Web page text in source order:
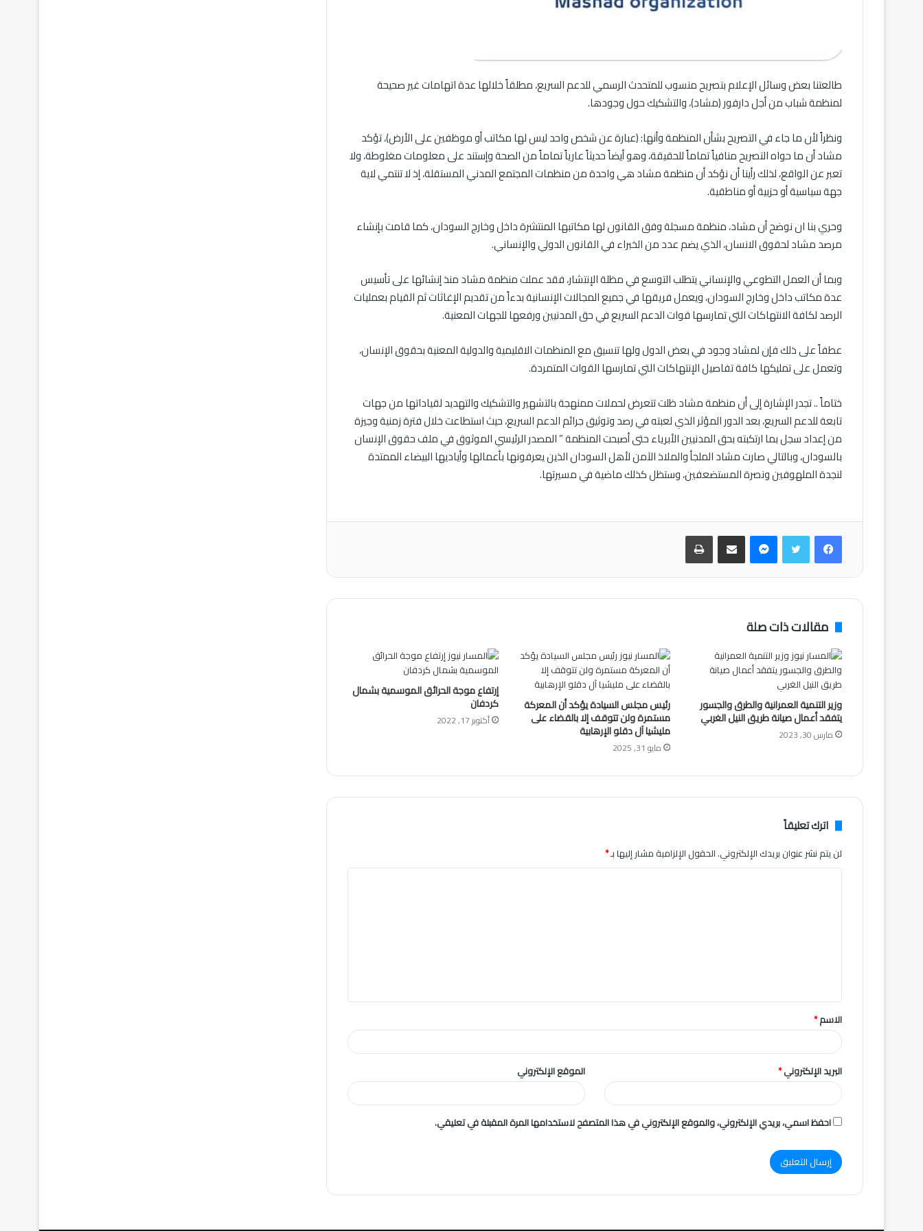
طالعتنا بعض وسائل الإعلام بتصريح منسوب للمتحدث الرسمي للدعم السريع، مطلقاً خلالها عدة اتهامات غير صحيحة
لمنظمة شباب من أجل دارفور (مشاد)، والتشكيك حول وجودها.
ونظراً لأن ما جاء في التصريح بشأن المنظمة وأنها: (عبارة عن شخص واحد ليس لها مكاتب أو موظفين على الأرض)، تؤكد
مشاد أن ما حواه التصريح منافياً تماماً للحقيقة، وهو أيضاً حديثاً عارياً تماماً من الصحة وإستند على معلومات مغلوطة، ولا
تعبر عن الواقع، لذلك رأينا أن نؤكد أن منظمة مشاد هي واحدة من منظمات المجتمع المدني المستقلة، إذ لا تنتمي لاية
جهة سياسية أو حزبية أو مناطقية.
وحري بنا ان نوضح أن مشاد، منظمة مسجلة وفق القانون لها مكاتبها المنتشرة داخل وخارج السودان، كما قامت بإنشاء
مرصد مشاد لحقوق الانسان، الذي يضم عدد من الخبراء في القانون الدولي والإنساني.
وبما أن العمل التطوعي والإنساني يتطلب التوسع في مظلة الإنتشار، فقد عملت منظمة مشاد منذ إنشائها على تأسيس
عدة مكاتب داخل وخارج السودان، ويعمل فريقها في جميع المجالات الإنسانية بدءاً من تقديم الإغاثات ثم القيام بعمليات
الرصد لكافة الانتهاكات التي تمارسها قوات الدعم السريع في حق المدنيين ورفعها للجهات المعنية.
عطفاً على ذلك فإن لمشاد وجود في بعض الدول ولها تنسيق مع المنظمات الاقليمية والدولية المعنية بحقوق الإنسان،
وتعمل على تمليكها كافة تفاصيل الإنتهاكات التي تمارسها القوات المتمردة.
ختاماً .. تجدر الإشارة إلى أن منظمة مشاد ظلت تتعرض لحملات ممنهجة بالتشهير والتشكيك والتهديد لقياداتها من جهات
تابعة للدعم السريع، بعد الدور المؤثر الذي لعبته في رصد وتوثيق جرائم الدعم السريع، حيث استطاعت خلال فترة زمنية وجيزة
من إعداد سجل بما ارتكبته بحق المدنيين الأبرياء حتى أصبحت المنظمة ” المصدر الرئيسي الموثوق في ملف حقوق الإنسان
بالسودان، وبالتالي صارت مشاد الملجأ والملاذ الآمن لأهل السودان الذين يعرفونها بأعمالها وأياديها البيضاء الممتدة
لنجدة الملهوفين ونصرة المستضعفين، وستظل كذلك ماضية في مسيرتها.
فيسبوكتويتر ماسنجر مشاركة عبر البريد طباعة
مقالات ذات صلة
وزير التنمية العمرانية والطرق والجسور
يتفقد أعمال صيانة طريق النيل الغربي
مارس 30, 2023
رئيس مجلس السيادة يؤكد أن المعركة
مستمرة ولن تتوقف إلا بالقضاء على
مليشيا آل دقلو الإرهابية
مايو 31, 2025
إرتفاع موجة الحرائق الموسمية بشمال
كردفان
أكتوبر 17, 2022
اترك تعليقاً
لن يتم نشر عنوان بريدك الإلكتروني.الحقول الإلزامية مشار إليها بـ*
ق
*
الاسم*
البريد الإلكتروني* الموقع الإلكتروني
احفظ اسمي، بريدي الإلكتروني، والموقع الإلكتروني في هذا المتصفح لاستخدامها المرة المقبلة في تعليقي.